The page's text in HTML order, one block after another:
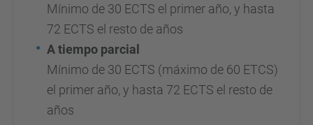
Mínimo de 30 ECTS el primer año, y hasta
72 ECTS el resto de años
A tiempo parcial
Mínimo de 30 ECTS (máximo de 60 ETCS)
el primer año, y hasta 72 ECTS el resto de
años